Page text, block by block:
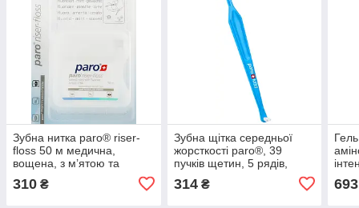
Зубна нитка paro® riser-
floss 50 м медична,
вощена, з м’ятою та
310 ₴
Зубна щітка середньої
жорсткості paro®, 39
пучків щетин, 5 рядів,
насадкою.
314₴ 693